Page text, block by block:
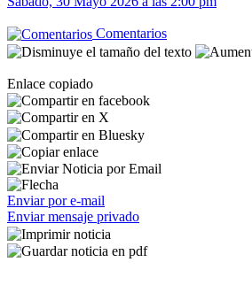
Comentarios
Enlace copiado
Enviar por e-mail
Enviar mensaje privado